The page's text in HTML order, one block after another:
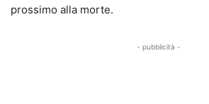
prossimo alla morte.
- pubblicità -